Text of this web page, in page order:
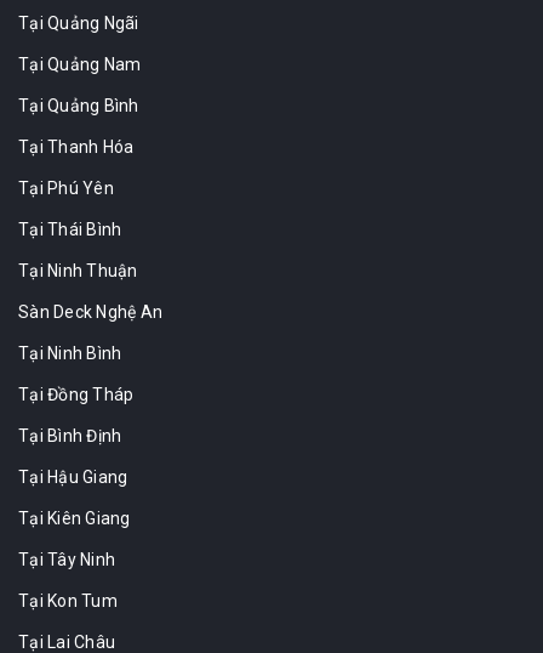
Tại Quảng Ngãi
Tại Quảng Nam
Tại Quảng Bình
Tại Thanh Hóa
Tại Phú Yên
Tại Thái Bình
Tại Ninh Thuận
Sàn Deck Nghệ An
Tại Ninh Bình
Tại Đồng Tháp
Tại Bình Định
Tại Hậu Giang
Tại Kiên Giang
Tại Tây Ninh
Tại Kon Tum
Tại Lai Châu